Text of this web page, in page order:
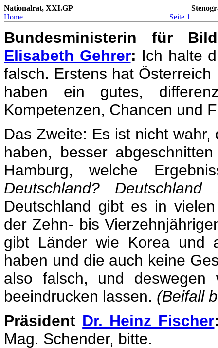
Nationalrat, XXI.GP
Home
Seite 1
Bundesministerin für
Elisabeth Gehrer: Ich halte
falsch. Erstens hat
haben ein gutes,
Kompetenzen, Chancen und
Das Zweite: Es ist nicht
haben, besser
Hamburg, welche
Deutschland?
Deutschland gibt es in
der Zehn- bis
gibt Länder wie Korea und
haben und die auch keine
also falsch, und
beeindrucken lassen. (Beifall
Präsident Dr. Heinz Fischer
Mag. Schender, bitte.